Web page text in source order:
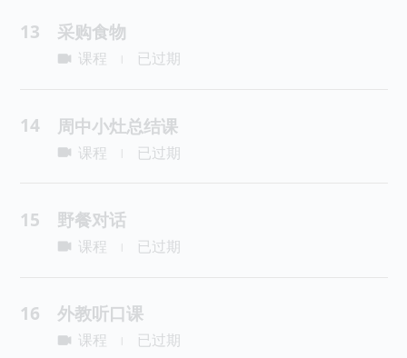
13 采购食物
课程 已过期
14 周中小灶总结课
课程 已过期
15 野餐对话
课程 已过期
16 外教听口课
课程 已过期